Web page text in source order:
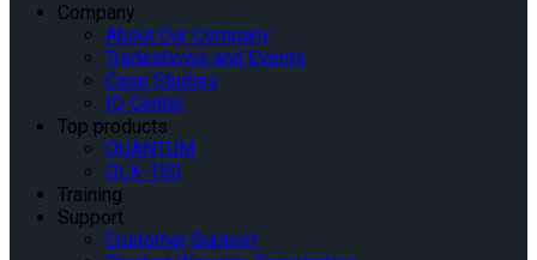
Company
About Our Company
Tradeshows and Events
Case Studies
IQ Center
Top products
QUANTUM
QLK-150
Training
Support
Customer Support